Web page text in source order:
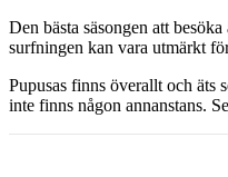
Den bästa säsongen att
surfningen kan vara utmärkt
Pupusas finns överallt och
inte finns någon annanstans.